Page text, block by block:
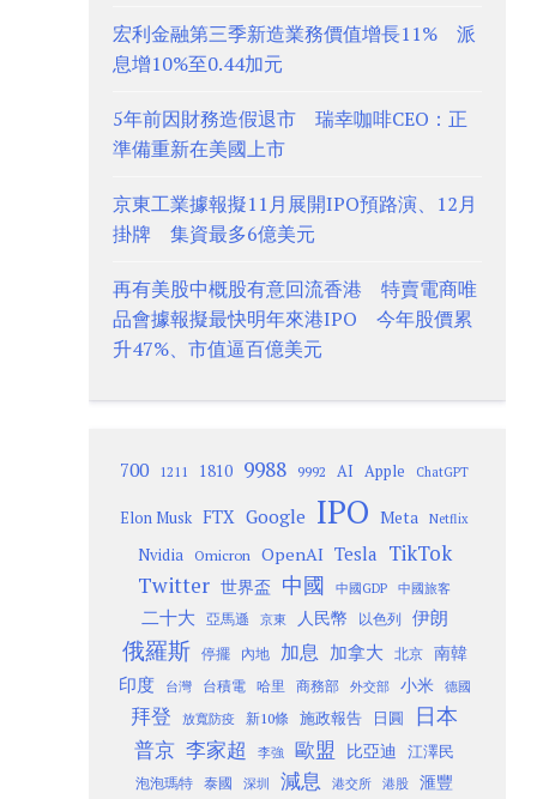
宏利金融第三季新造業務價值增長11% 派
息增10%至0.44加元
5年前因財務造假退市 瑞幸咖啡CEO：正
準備重新在美國上市
京東工業據報擬11月展開IPO預路演、12月
掛牌 集資最多6億美元
再有美股中概股有意回流香港 特賣電商唯
品會據報擬最快明年來港IPO 今年股價累
升47%、市值逼百億美元
700 1211 1810 9988 9992 AI Apple ChatGPT
Elon Musk FTX Google IPO Meta Netflix
Nvidia Omicron OpenAI Tesla TikTok
Twitter 世界盃 中國 中國GDP 中國旅客
二十大 亞馬遜 京東 人民幣 以色列 伊朗
俄羅斯 停擺 內地 加息 加拿大 北京
南韓
印度
台灣 台積電 哈里 商務部 外交部 小米 德國
拜登 放寬防疫 新10條 施政報告 日圓 日本
普京 李家超 李強 歐盟 比亞迪 江澤民
泡泡瑪特 泰國 深圳 減息 港交所 港股 滙豐